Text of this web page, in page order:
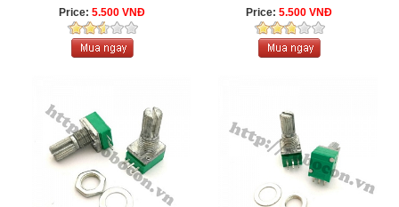
Price:5.500 VNĐ Price:5.500 VNĐ